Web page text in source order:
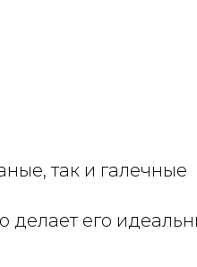
так и галечные
делает его